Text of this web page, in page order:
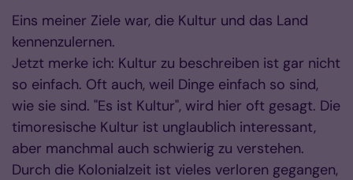
Eins meiner Ziele war, die Kultur und das Land
kennenzulernen.
Jetzt merke ich: Kultur zu beschreiben ist gar nicht
so einfach. Oft auch, weil Dinge einfach so sind,
wie sie sind. "Es ist Kultur", wird hier oft gesagt. Die
timoresische Kultur ist unglaublich interessant,
aber manchmal auch schwierig zu verstehen.
Durch die Kolonialzeit ist vieles verloren gegangen,